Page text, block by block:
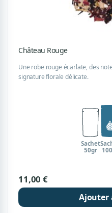
Château Rouge
Une robe rouge écarlate, des
signature florale délicate.
Sachet
50gr
11,00 €
Ajouter